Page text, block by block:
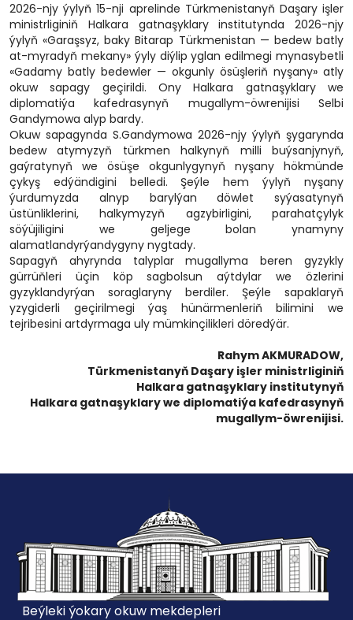
2026-njy ýylyň 15-nji aprelinde Türkmenistanyň Daşary işler
ministrliginiň Halkara gatnaşyklary institutynda 2026-njy
ýylyň «Garaşsyz, baky Bitarap Türkmenistan — bedew batly
at-myradyň mekany» ýyly diýlip yglan edilmegi mynasybetli
«Gadamy batly bedewler — okgunly ösüşleriň nyşany» atly
okuw sapagy geçirildi. Ony Halkara gatnaşyklary we
diplomatiýa kafedrasynyň mugallym-öwrenijisi Selbi
Gandymowa alyp bardy.
Okuw sapagynda S.Gandymowa 2026-njy ýylyň şygarynda
bedew atymyzyň türkmen halkynyň milli buýsanjynyň,
gaýratynyň we ösüşe okgunlygynyň nyşany hökmünde
çykyş edýändigini belledi. Şeýle hem ýylyň nyşany
ýurdumyzda alnyp barylýan döwlet syýasatynyň
üstünliklerini, halkymyzyň agzybirligini, parahatçylyk
söýüjiligini we geljege bolan ynamyny
alamatlandyrýandygyny nygtady.
Sapagyň ahyrynda talyplar mugallyma beren gyzykly
gürrüňleri üçin köp sagbolsun aýtdylar we özlerini
gyzyklandyrýan soraglaryny berdiler. Şeýle sapaklaryň
yzygiderli geçirilmegi ýaş hünärmenleriň bilimini we
tejribesini artdyrmaga uly mümkinçilikleri döredýär.
Rahym AKMURADOW,
Türkmenistanyň Daşary işler ministrliginiň
Halkara gatnaşyklary institutynyň
Halkara gatnaşyklary we diplomatiýa kafedrasynyň
mugallym-öwrenijisi.
Beýleki ýokary okuw mekdepleri